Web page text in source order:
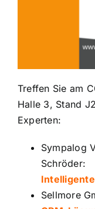
Treffen Sie am
Halle 3, Stand
Experten:
Sympalog
Schröder:
Sellmore